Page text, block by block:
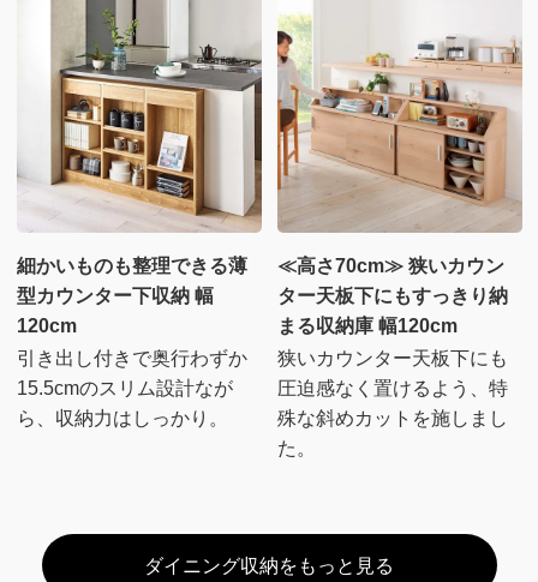
細かいものも整理できる薄
型カウンター下収納 幅
120cm
引き出し付きで奥行わずか
15.5cmのスリム設計なが
ら、収納力はしっかり。
≪高さ70cm≫ 狭いカウン
ター天板下にもすっきり納
まる収納庫 幅120cm
狭いカウンター天板下にも
圧迫感なく置けるよう、特
殊な斜めカットを施しまし
た。
ダイニング収納をもっと見る